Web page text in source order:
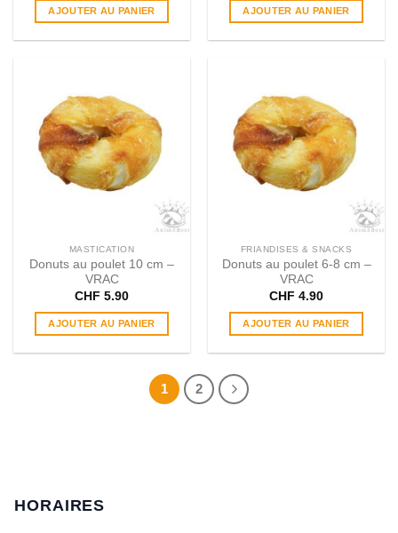
AJOUTER AU PANIER AJOUTER AU PANIER
MASTICATION
Donuts au poulet 10 cm –
VRAC
CHF 5.90
AJOUTER AU PANIER
FRIANDISES & SNACKS
Donuts au poulet 6-8 cm –
VRAC
CHF 4.90
AJOUTER AU PANIER
1 2
HORAIRES